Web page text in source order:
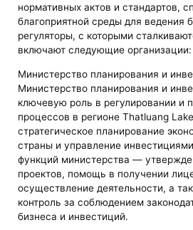
нормативных актов и стандартов,
благоприятной среды для ведения
регуляторы, с которыми
включают следующие организации:
Министерство планирования и
Министерство планирования и
ключевую роль в регулировании и
процессов в регионе Thatluang
стратегическое планирование
страны и управление
функций министерства —
проектов, помощь в получении
осуществление деятельности, а
контроль за соблюдением
бизнеса и инвестиций.